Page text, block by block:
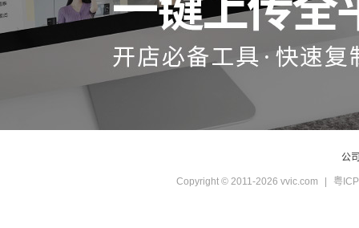
公
Copyright © 2011-2026 vvic.com 粤